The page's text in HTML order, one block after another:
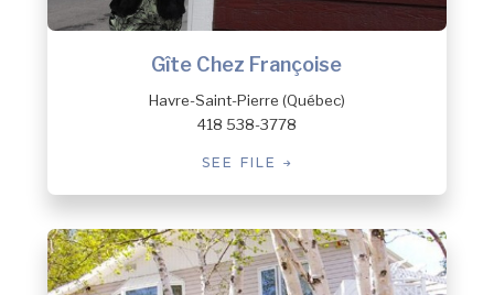
Gîte Chez Françoise
Havre-Saint-Pierre (Québec)
418 538-3778
SEE FILE